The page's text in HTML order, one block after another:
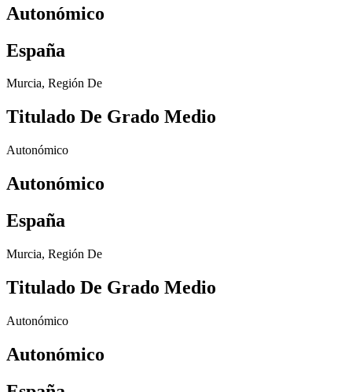
Autonómico
España
Murcia, Región De
Titulado De Grado Medio
Autonómico
Autonómico
España
Murcia, Región De
Titulado De Grado Medio
Autonómico
Autonómico